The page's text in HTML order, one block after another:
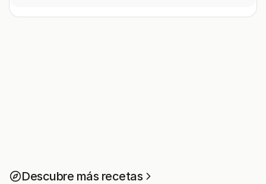
Descubre más recetas